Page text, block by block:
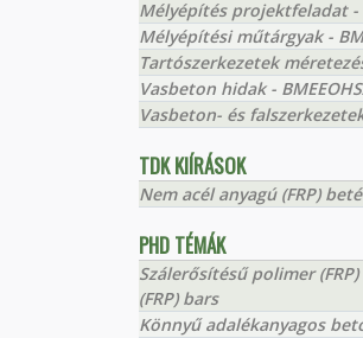
Mélyépítés projektfeladat -
Mélyépítési műtárgyak -
Tartószerkezetek
Vasbeton hidak -
Vasbeton- és
TDK KIÍRÁSOK
Nem acél anyagú (FRP)
PHD TÉMÁK
Szálerősítésű polimer
(FRP) bars
Könnyű adalékanyagos